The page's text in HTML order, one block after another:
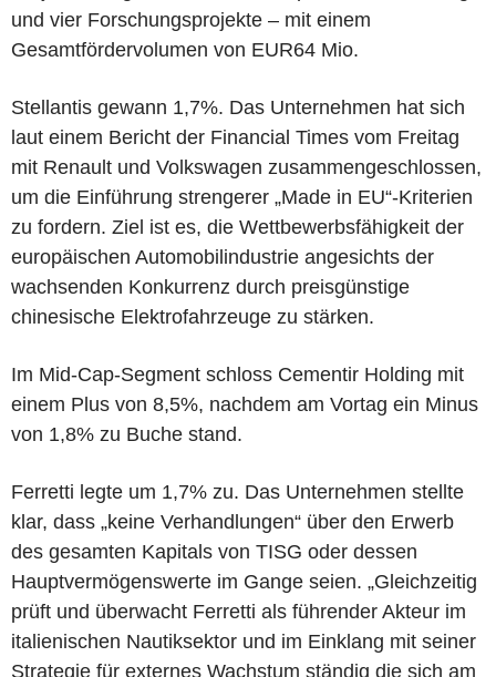
und vier Forschungsprojekte – mit einem
Gesamtfördervolumen von EUR64 Mio.
Stellantis gewann 1,7%. Das Unternehmen hat sich
laut einem Bericht der Financial Times vom Freitag
mit Renault und Volkswagen zusammengeschlossen,
um die Einführung strengerer „Made in EU“-Kriterien
zu fordern. Ziel ist es, die Wettbewerbsfähigkeit der
europäischen Automobilindustrie angesichts der
wachsenden Konkurrenz durch preisgünstige
chinesische Elektrofahrzeuge zu stärken.
Im Mid-Cap-Segment schloss Cementir Holding mit
einem Plus von 8,5%, nachdem am Vortag ein Minus
von 1,8% zu Buche stand.
Ferretti legte um 1,7% zu. Das Unternehmen stellte
klar, dass „keine Verhandlungen“ über den Erwerb
des gesamten Kapitals von TISG oder dessen
Hauptvermögenswerte im Gange seien. „Gleichzeitig
prüft und überwacht Ferretti als führender Akteur im
italienischen Nautiksektor und im Einklang mit seiner
Strategie für externes Wachstum ständig die sich am